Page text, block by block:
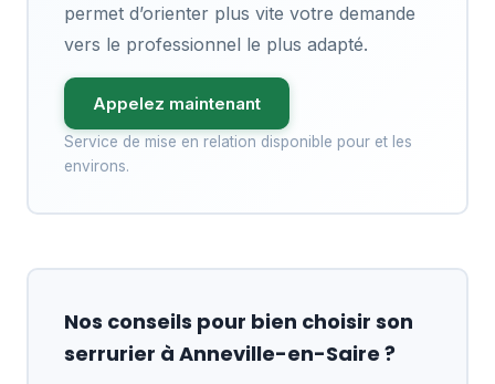
permet d’orienter plus vite votre demande
vers le professionnel le plus adapté.
Appelez maintenant
Service de mise en relation disponible pour et les
environs.
Nos conseils pour bien choisir son
serrurier à Anneville-en-Saire ?